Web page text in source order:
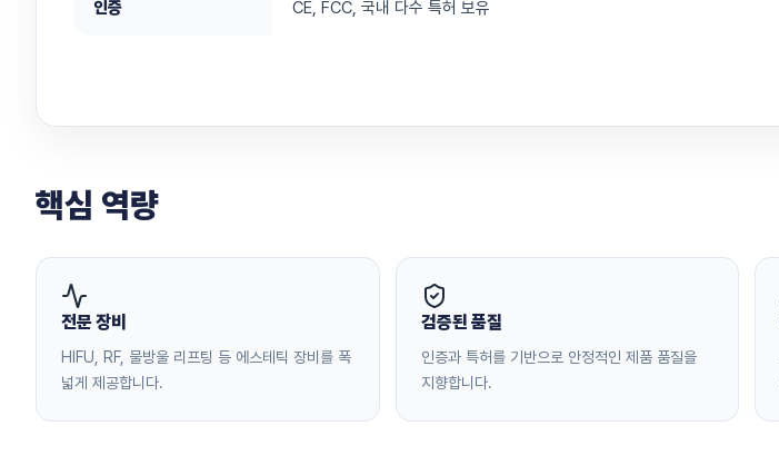
인증 CE, FCC, 국내 다수 특허 보유
핵심 역량
전문 장비
HIFU, RF, 물방울 리프팅 등 에스테틱 장비를 폭
넓게 제공합니다.
검증된 품질
인증과 특허를 기반으로 안정적인 제품 품질을
지향합니다.